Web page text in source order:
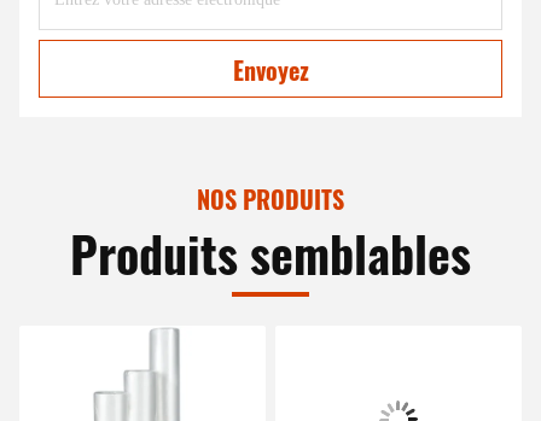
Envoyez
NOS PRODUITS
Produits semblables